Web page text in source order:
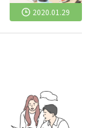
2020.01.29